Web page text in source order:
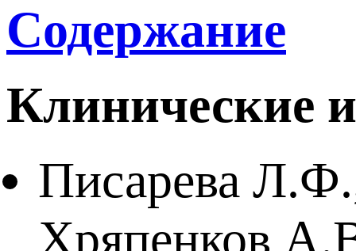
Содержание
Клинические
Писарева
Хряпенков